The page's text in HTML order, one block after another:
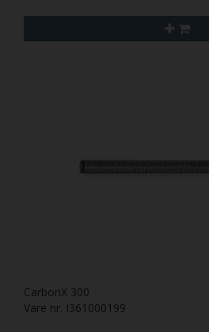
CarbonX 300
Vare nr. I361000199